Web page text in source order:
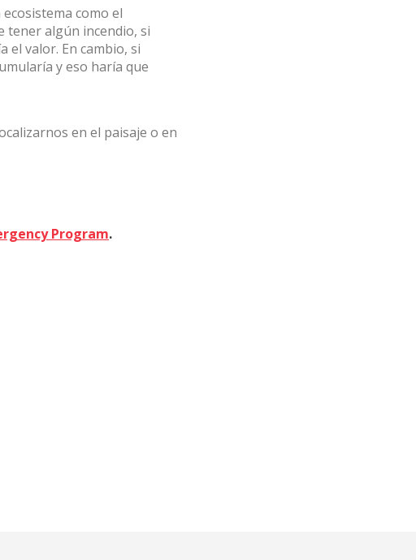
como el
tener algún incendio, si
el valor. En cambio, si
y eso haría que
en el paisaje o en
Program.